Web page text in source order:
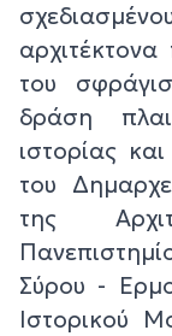
του
δράση
ιστορίας
του
της
Σύρου -
Ιστορικού